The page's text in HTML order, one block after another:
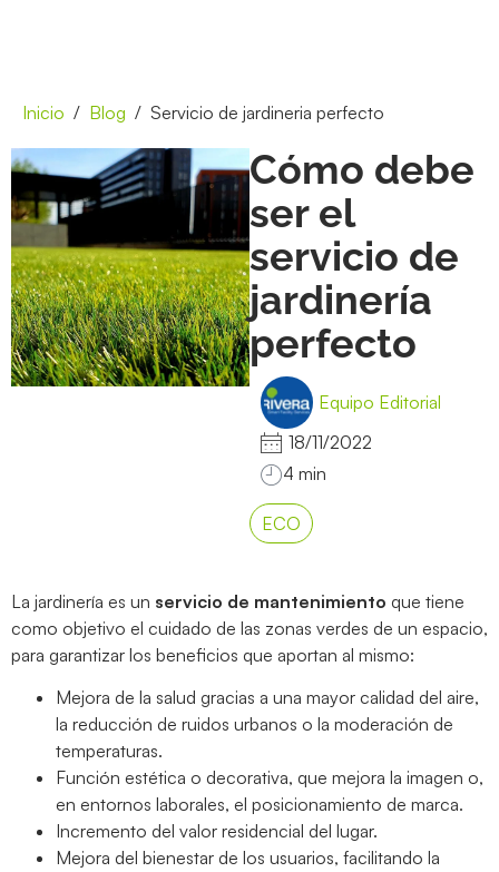
Inicio Blog Servicio de jardineria perfecto
Cómo debe
ser el
servicio de
jardinería
perfecto
Equipo Editorial
18/11/2022
ECO
La jardinería es un servicio de mantenimiento que tiene
como objetivo el cuidado de las zonas verdes de un espacio,
para garantizar los beneficios que aportan al mismo:
Mejora de la salud gracias a una mayor calidad del aire,
la reducción de ruidos urbanos o la moderación de
temperaturas.
Función estética o decorativa, que mejora la imagen o,
en entornos laborales, el posicionamiento de marca.
Incremento del valor residencial del lugar.
Mejora del bienestar de los usuarios, facilitando la